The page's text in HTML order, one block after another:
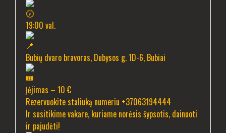
19:00 val.
Bubių dvaro bravoras, Dubysos g. 1D-6, Bubiai
Įėjimas – 10 €
Rezervuokite staliuką numeriu +37063194444
Ir susitikime vakare, kuriame norėsis šypsotis, dainuoti
ir pajudėti!